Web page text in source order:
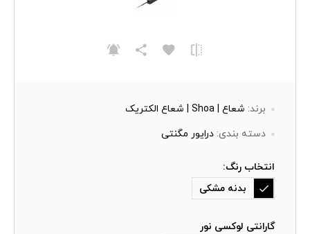
برند: شعاع | Shoa | شعاع الکتریک
دسته بندی: درایور مگنتی
انتخاب رنگ:
بدنه مشکی
گارانتی لوکسی نور